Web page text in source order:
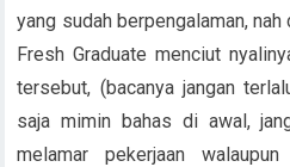
yang sudah berpengalaman,
Fresh Graduate menciut
tersebut, (bacanya jangan
saja mimin bahas di awal,
melamar pekerjaan